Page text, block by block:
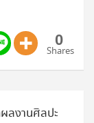
0
Shares
ลงานศิลปะ